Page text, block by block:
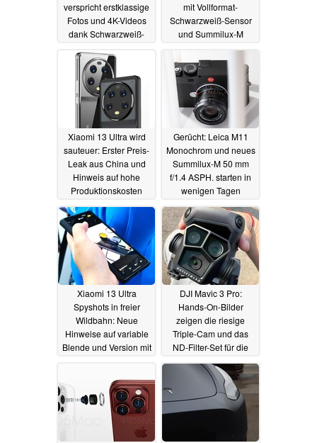
verspricht erstklassige
Fotos und 4K-Videos
dank Schwarzweiß-
mit Vollformat-
Schwarzweiß-Sensor
und Summilux-M
11.04.2023
Xiaomi 13 Ultra wird
sauteuer: Erster Preis-
Leak aus China und
Hinweis auf hohe
Produktionskosten
aufgrund der
hochwertigen Leica-
Kamera10.04.2023
Gerücht: Leica M11
Monochrom und neues
Summilux-M 50 mm
f/1.4 ASPH. starten in
wenigen Tagen
10.04.2023
Xiaomi 13 Ultra
Spyshots in freier
Wildbahn: Neue
Hinweise auf variable
Blende und Version mit
DJI Mavic 3 Pro:
Hands-On-Bilder
zeigen die riesige
Triple-Cam und das
ND-Filter-Set für die
neue Drohne08.04.2023